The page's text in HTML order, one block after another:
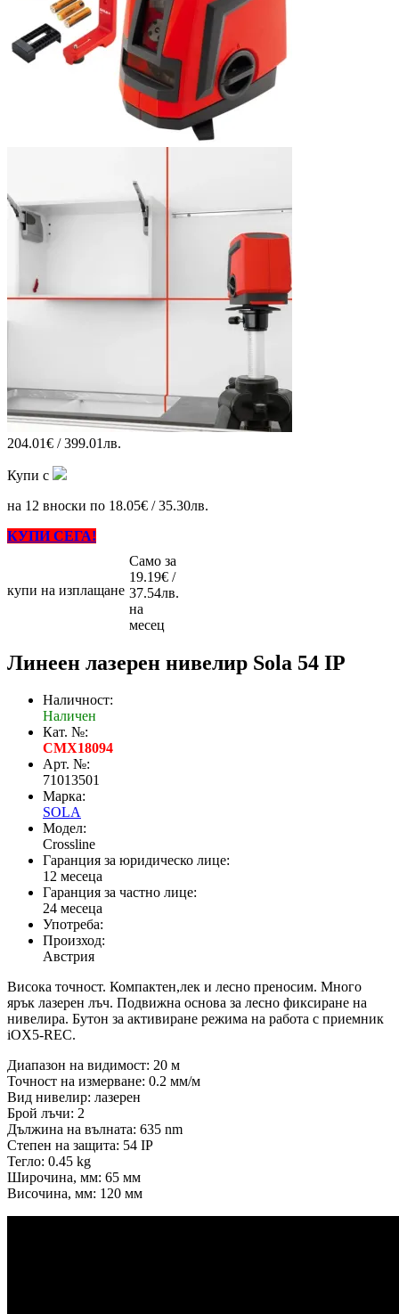
204.01€ / 399.01лв.
Купи с
на 12 вноски по 18.05€ / 35.30лв.
КУПИ СЕГА!
купи на изплащане
Само за
19.19€ /
37.54лв.
на
месец
Линеен лазерен нивелир Sola 54 IP
Наличност:
Наличен
Кат. №:
CMX18094
Арт. №:
71013501
Марка:
SOLA
Модел:
Crossline
Гаранция за юридическо лице:
12 месеца
Гаранция за частно лице:
24 месеца
Употреба:
Произход:
Австрия
Висока точност. Компактен,лек и лесно преносим. Много
ярък лазерен лъч. Подвижна основа за лесно фиксиране на
нивелира. Бутон за активиране режима на работа с приемник
iOX5-REC.
Диапазон на видимост: 20 м
Точност на измерване: 0.2 мм/м
Вид нивелир: лазерен
Брой лъчи: 2
Дължина на вълната: 635 nm
Степен на защита: 54 IP
Тегло: 0.45 kg
Широчина, мм: 65 мм
Височина, мм: 120 мм